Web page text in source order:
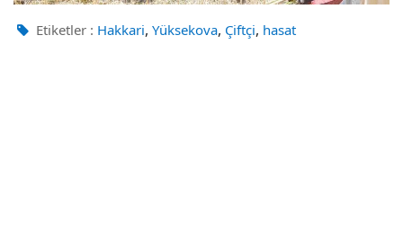
Etiketler : Hakkari, Yüksekova, Çiftçi, hasat